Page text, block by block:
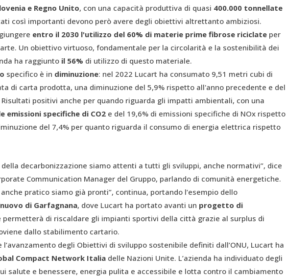
e Regno Unito, con una capacità produttiva di quasi 400.000 tonnellate
così importanti devono però avere degli obiettivi altrettanto ambiziosi.
entro il 2030 l'utilizzo del 60% di materie prime fibrose riciclate per
Un obiettivo virtuoso, fondamentale per la circolarità e la sostenibilità dei
ha raggiunto il 56% di utilizzo di questo materiale.
specifico è in diminuzione: nel 2022 Lucart ha consumato 9,51 metri cubi di
di carta prodotta, una diminuzione del 5,9% rispetto all'anno precedente e del
positivi anche per quando riguarda gli impatti ambientali, con una
emissioni specifiche di CO2 e del 19,6% di emissioni specifiche di NOx rispetto
del 7,4% per quanto riguarda il consumo di energia elettrica rispetto
della decarbonizzazione siamo attenti a tutti gli sviluppi, anche normativi”, dice
Communication Manager del Gruppo, parlando di comunità energetiche.
pratico siamo già pronti”, continua, portando l’esempio dello
di Garfagnana, dove Lucart ha portato avanti un progetto di
permetterà di riscaldare gli impianti sportivi della città grazie al surplus di
dallo stabilimento cartario.
degli Obiettivi di sviluppo sostenibile definiti dall’ONU, Lucart ha
Compact Network Italia delle Nazioni Unite. L’azienda ha individuato degli
salute e benessere, energia pulita e accessibile e lotta contro il cambiamento